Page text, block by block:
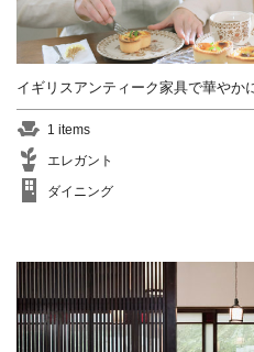
イギリスアンティーク家具で華やか
1 items
エレガント
ダイニング